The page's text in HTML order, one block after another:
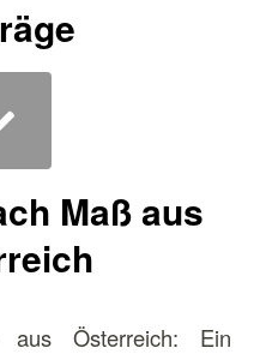
Maß aus
Österreich: Ein